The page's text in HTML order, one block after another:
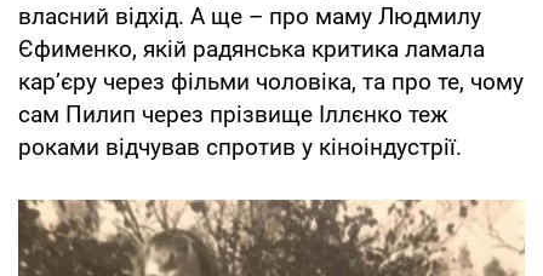
власний відхід. А ще – про маму Людмилу
Єфименко, якій радянська критика ламала
кар’єру через фільми чоловіка, та про те, чому
сам Пилип через прізвище Іллєнко теж
роками відчував спротив у кіноіндустрії.